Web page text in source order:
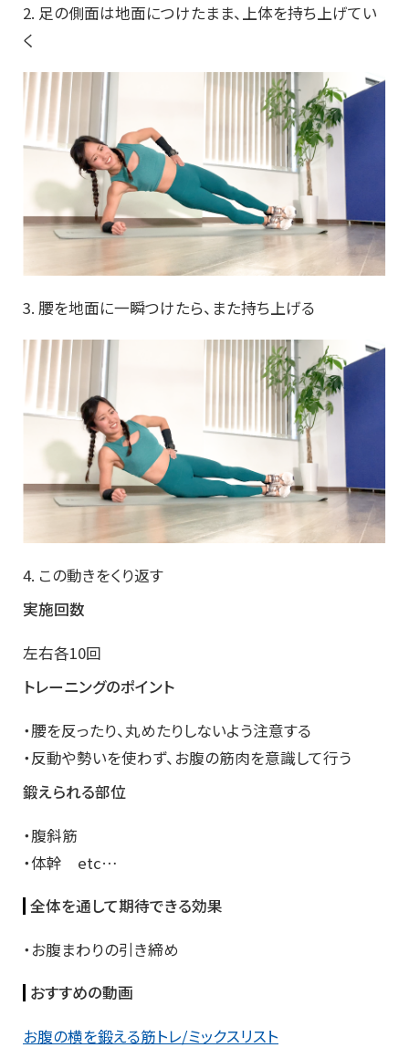
2. 足の側面は地面につけたまま、上体を持ち上げてい
く
3. 腰を地面に一瞬つけたら、また持ち上げる
4. この動きをくり返す
実施回数
左右各10回
トレーニングのポイント
・腰を反ったり、丸めたりしないよう注意する
・反動や勢いを使わず、お腹の筋肉を意識して行う
鍛えられる部位
・腹斜筋
・体幹 etc…
全体を通して期待できる効果
・お腹まわりの引き締め
おすすめの動画
お腹の横を鍛える筋トレ/ミックスリスト